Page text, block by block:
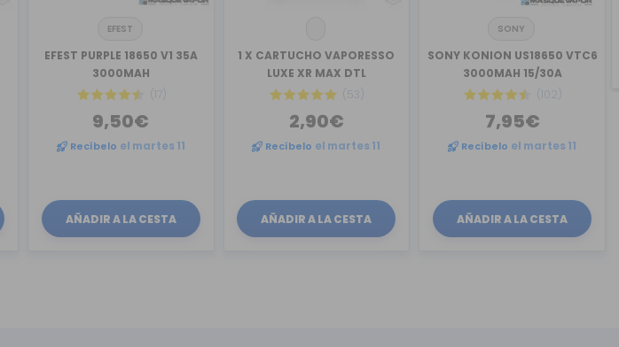
EFEST
EFEST PURPLE 18650 V1 35A
3000MAH
(17)
9,50€
Recíbelo el martes 11
AÑADIR A LA CESTA
1 X CARTUCHO VAPORESSO
LUXE XR MAX DTL
(53)
2,90€
Recíbelo el martes 11
AÑADIR A LA CESTA
SONY
SONY KONION US18650 VTC6
3000MAH 15/30A
(102)
7,95€
Recíbelo el martes 11
AÑADIR A LA CESTA